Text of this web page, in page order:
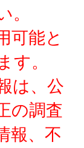
可能と
。
は、公
の調査
報、不